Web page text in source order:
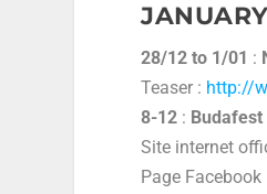
28/12 to 1/01 :
Teaser : http://
8-12 : Budafest
Site internet
Page Facebook